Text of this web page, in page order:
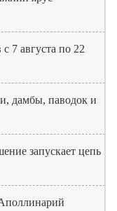
7 августа по 22
дамбы, паводок и
запускает цепь